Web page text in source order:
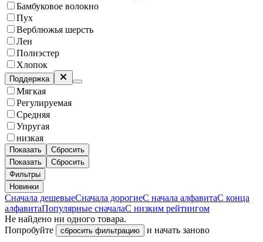
Бамбуковое волокно
Пух
Верблюжья шерсть
Лен
Полиэстер
Хлопок
Поддержка
Мягкая
Регулируемая
Средняя
Упругая
низкая
Показать
Сбросить
Показать
Сбросить
Фильтры
Новинки
Сначала дешевыеСначала дорогиеС начала алфавитаС конца
алфавитаПопулярные сначалаС низким рейтингом
Не найдено ни одного товара.
Попробуйте
сбросить фильтрацию и начать заново